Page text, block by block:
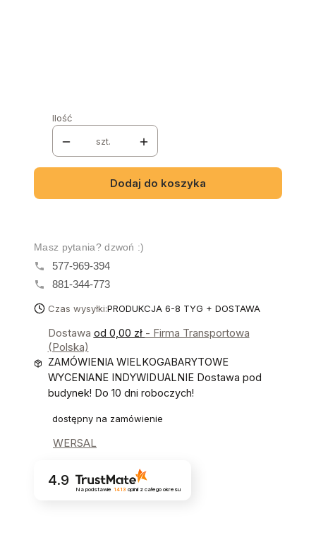
Ilość
szt.
Dodaj do koszyka
Masz pytania? dzwoń :)
577-969-394
881-344-773
Czas wysyłki:PRODUKCJA 6-8 TYG + DOSTAWA
Dostawa od 0,00 zł - Firma Transportowa
(Polska)
ZAMÓWIENIA WIELKOGABARYTOWE
WYCENIANE INDYWIDUALNIE Dostawa pod
budynek! Do 10 dni roboczych!
dostępny na zamówienie
WERSAL
4.9
Na podstawie 1413 opinii z całego okresu